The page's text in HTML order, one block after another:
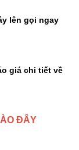
lên gọi ngay
giá chi tiết về
ĐÂY